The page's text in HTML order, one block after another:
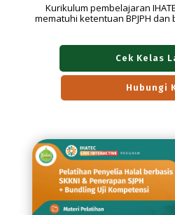
Kurikulum pembelajaran
mematuhi ketentuan BPJPH dan
Cek Kelas
Hubungi